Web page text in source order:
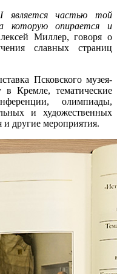
является частью той
которую опирается и
Миллер, говоря о
славных страниц
Псковского музея-
в Кремле, тематические
олимпиады,
и художественных
другие мероприятия.